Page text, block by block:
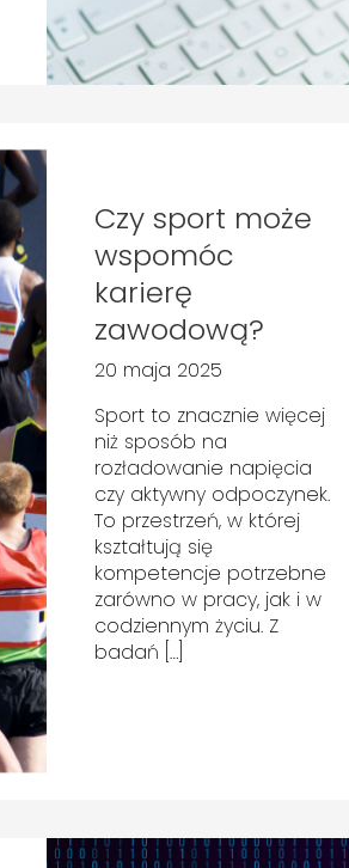
Czy sport może
wspomóc
karierę
zawodową?
20 maja 2025
Sport to znacznie więcej
niż sposób na
rozładowanie napięcia
czy aktywny odpoczynek.
To przestrzeń, w której
kształtują się
kompetencje potrzebne
zarówno w pracy, jak i w
codziennym życiu. Z
badań […]